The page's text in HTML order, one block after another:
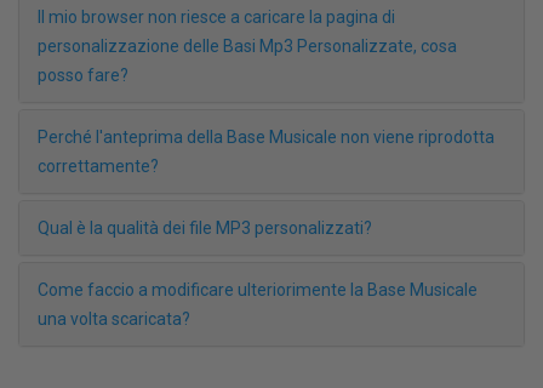
Il mio browser non riesce a caricare la pagina di
personalizzazione delle Basi Mp3 Personalizzate, cosa
posso fare?
Perché l'anteprima della Base Musicale non viene riprodotta
correttamente?
Qual è la qualità dei file MP3 personalizzati?
Come faccio a modificare ulteriorimente la Base Musicale
una volta scaricata?